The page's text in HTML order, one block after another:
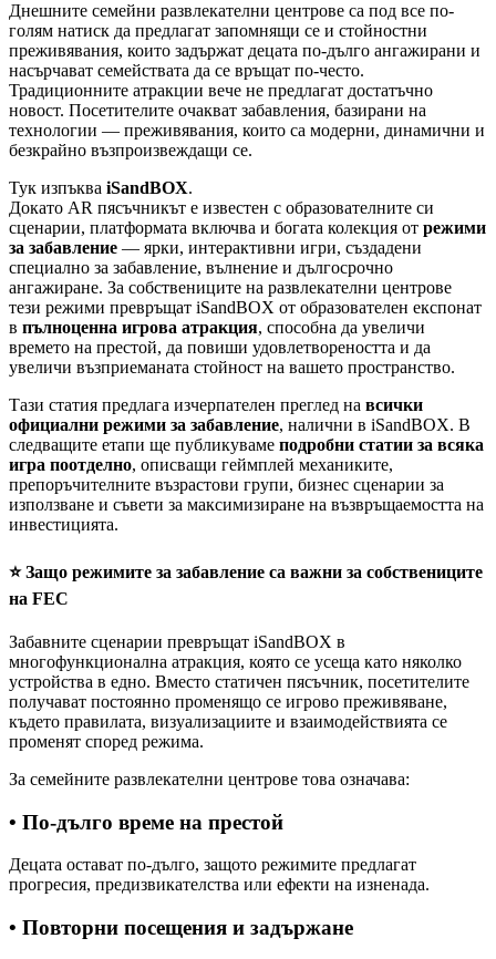
Днешните семейни развлекателни центрове са под все по-
голям натиск да предлагат запомнящи се и стойностни
преживявания, които задържат децата по-дълго ангажирани и
насърчават семействата да се връщат по-често.
Традиционните атракции вече не предлагат достатъчно
новост. Посетителите очакват забавления, базирани на
технологии — преживявания, които са модерни, динамични и
безкрайно възпроизвеждащи се.
Тук изпъква iSandBOX.
Докато AR пясъчникът е известен с образователните си
сценарии, платформата включва и богата колекция от режими
за забавление — ярки, интерактивни игри, създадени
специално за забавление, вълнение и дългосрочно
ангажиране. За собствениците на развлекателни центрове
тези режими превръщат iSandBOX от образователен експонат
в пълноценна игрова атракция, способна да увеличи
времето на престой, да повиши удовлетвореността и да
увеличи възприеманата стойност на вашето пространство.
Тази статия предлага изчерпателен преглед на всички
официални режими за забавление, налични в iSandBOX. В
следващите етапи ще публикуваме подробни статии за всяка
игра поотделно, описващи геймплей механиките,
препоръчителните възрастови групи, бизнес сценарии за
използване и съвети за максимизиране на възвръщаемостта на
инвестицията.
⭐ Защо режимите за забавление са важни за собствениците
на FEC
Забавните сценарии превръщат iSandBOX в
многофункционална атракция, която се усеща като няколко
устройства в едно. Вместо статичен пясъчник, посетителите
получават постоянно променящо се игрово преживяване,
където правилата, визуализациите и взаимодействията се
променят според режима.
За семейните развлекателни центрове това означава:
• По-дълго време на престой
Децата остават по-дълго, защото режимите предлагат
прогресия, предизвикателства или ефекти на изненада.
• Повторни посещения и задържане